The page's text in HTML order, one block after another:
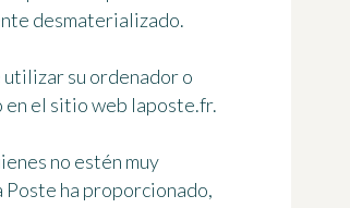
desmaterializado.
su ordenador o
el sitio web laposte.fr.
no estén muy
ha proporcionado,